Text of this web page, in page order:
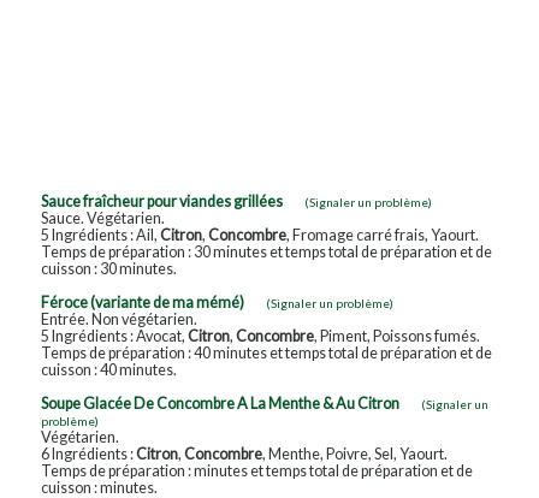
Sauce fraîcheur pour viandes grillées (Signaler un problème)
Sauce. Végétarien.
5 Ingrédients : Ail, Citron, Concombre, Fromage carré frais, Yaourt.
Temps de préparation : 30 minutes et temps total de préparation et de
cuisson : 30 minutes.
Féroce (variante de ma mémé)
(Signaler un problème)
Entrée. Non végétarien.
5 Ingrédients : Avocat, Citron, Concombre, Piment, Poissons fumés.
Temps de préparation : 40 minutes et temps total de préparation et de
cuisson : 40 minutes.
Soupe Glacée De Concombre A La Menthe & Au Citron
(Signaler un
problème)
Végétarien.
6 Ingrédients :Citron, Concombre, Menthe, Poivre, Sel, Yaourt.
Temps de préparation : minutes et temps total de préparation et de
cuisson : minutes.